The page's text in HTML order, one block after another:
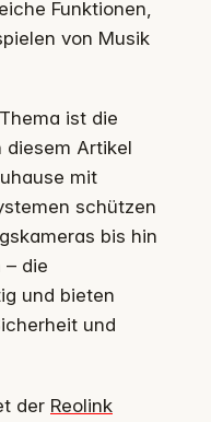
Funktionen,
von Musik
ist die
diesem Artikel
mit
schützen
bis hin
– die
und bieten
und
der Reolink